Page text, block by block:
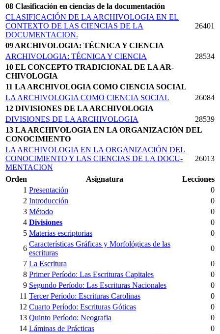
08 Clasificación en ciencias de la documentación
CLASIFICACIÓN DE LA ARCHIVOLOGIA EN EL
CONTEXTO DE LAS CIENCIAS DE LA
DOCUMENTACION.
26401
09 ARCHIVOLOGIA: TÉCNICA Y CIENCIA
ARCHIVOLOGIA: TÉCNICA Y CIENCIA
28534
10 EL CONCEPTO TRADICIONAL DE LA AR­
CHIVOLOGIA
11 LA ARCHIVOLOGIA COMO CIENCIA SOCIAL
LA ARCHIVOLOGIA COMO CIENCIA SOCIAL
26084
12 DIVISIONES DE LA ARCHIVOLOGIA
DIVISIONES DE LA ARCHIVOLOGIA
28539
13 LA ARCHIVOLOGIA EN LA ORGANIZACIÓN DEL
CONOCIMIENTO
LA ARCHIVOLOGIA EN LA ORGANIZACIÓN DEL
CONOCIMIENTO Y LAS CIENCIAS DE LA DOCU­
MENTACION
26013
Orden Asignatura
Lecciones
1 Presentación
0
2 Introducción
0
3 Método
0
4 Divisiones
0
5 Materias escriptorias
0
6
Características Gráficas y Morfológicas de las
escrituras
0
7 La Escritura
0
8 Primer Período: Las Escrituras Capitales
0
9 Segundo Período: Las Escrituras Nacionales
0
11 Tercer Período: Escrituras Carolinas
0
12 Cuarto Período: Escrituras Góticas
0
13 Quinto Período: Neografia
0
14 Láminas de Prácticas
0